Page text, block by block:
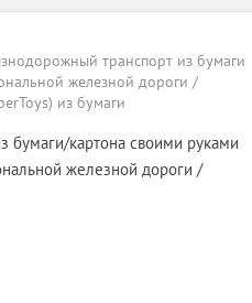
транспорт из бумаги
железной дороги /
из бумаги
бумаги/картона своими руками
железной дороги /